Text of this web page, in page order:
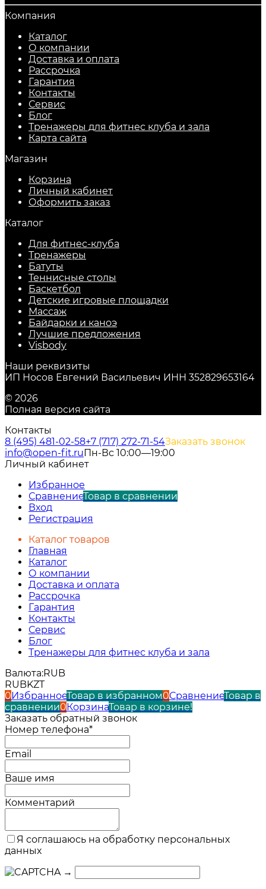
Компания
Каталог
О компании
Доставка и оплата
Рассрочка
Гарантия
Контакты
Сервис
Блог
Тренажеры для фитнес клуба и зала
Карта сайта
Магазин
Корзина
Личный кабинет
Оформить заказ
Каталог
Для фитнес-клуба
Тренажеры
Батуты
Теннисные столы
Баскетбол
Детские игровые площадки
Массаж
Байдарки и каноэ
Лучшие предложения
Visbody
Наши реквизиты
ИП Носов Евгений Васильевич ИНН 352829653164
© 2026
Полная версия сайта
Контакты
8 (495) 481-02-58+7 (717) 272-71-54Заказать звонок
info@open-fit.ruПн-Вс 10:00—19:00
Личный кабинет
Избранное
СравнениеТовар в сравнении
Вход
Регистрация
Каталог товаров
Главная
Каталог
О компании
Доставка и оплата
Рассрочка
Гарантия
Контакты
Сервис
Блог
Тренажеры для фитнес клуба и зала
Валюта:RUB
RUBKZT
0ИзбранноеТовар в избранном0СравнениеТовар в
сравнении0КорзинаТовар в корзине!
Заказать обратный звонок
Номер телефона*
Email
Ваше имя
Комментарий
Я соглашаюсь на обработку персональных
данных
→